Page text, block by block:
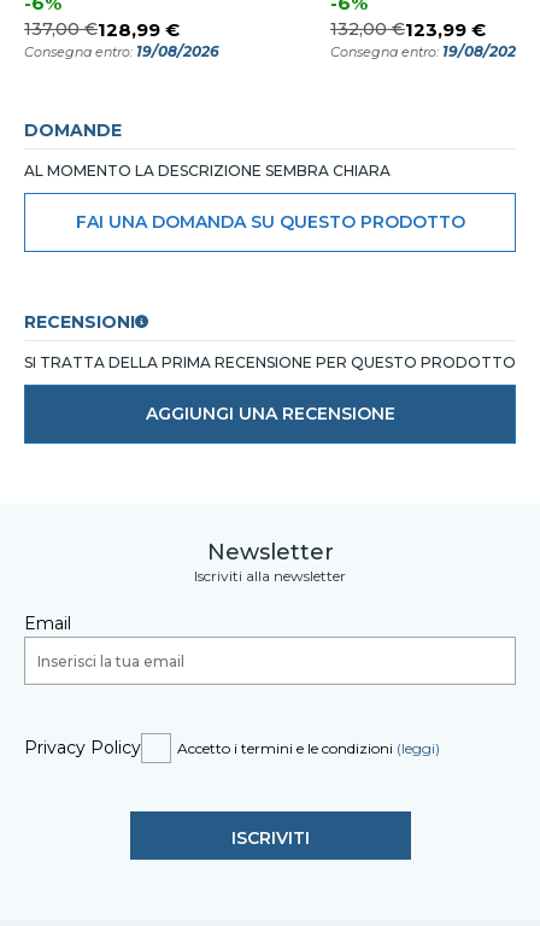
137,00 €128,99 €
Consegna entro: 19/08/2026
132,00 €123,99 €
Consegna entro: 19/08/2026
DOMANDE
AL MOMENTO LA DESCRIZIONE SEMBRA CHIARA
FAI UNA DOMANDA SU QUESTO PRODOTTO
RECENSIONI
SI TRATTA DELLA PRIMA RECENSIONE PER QUESTO PRODOTTO
AGGIUNGI UNA RECENSIONE
Newsletter
Iscriviti alla newsletter
Email
Privacy Policy Accetto i termini e le condizioni (leggi)